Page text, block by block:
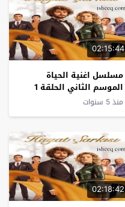
02:15:44
مسلسل اغنية الحياة
الموسم الثاني الحلقة 1
منذ 5 سنوات
02:18:42